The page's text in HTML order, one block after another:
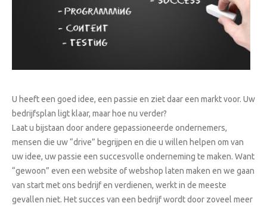
U heeft een goed idee, een passie en ziet daar een markt voor. Uw
bedrijfsplan ligt klaar, maar hoe nu verder?
Laat u bijstaan door andere gepassioneerde ondernemers,
mensen die uw “drive” begrijpen en die u willen helpen om van
uw idee, uw passie een succesvolle onderneming te maken. Want
“gewoon” even een website of webshop laten maken en we gaan
van start met ons bedrijf en verdienen, werkt in de meeste
gevallen niet. Het succes van een bedrijf wordt door zoveel meer